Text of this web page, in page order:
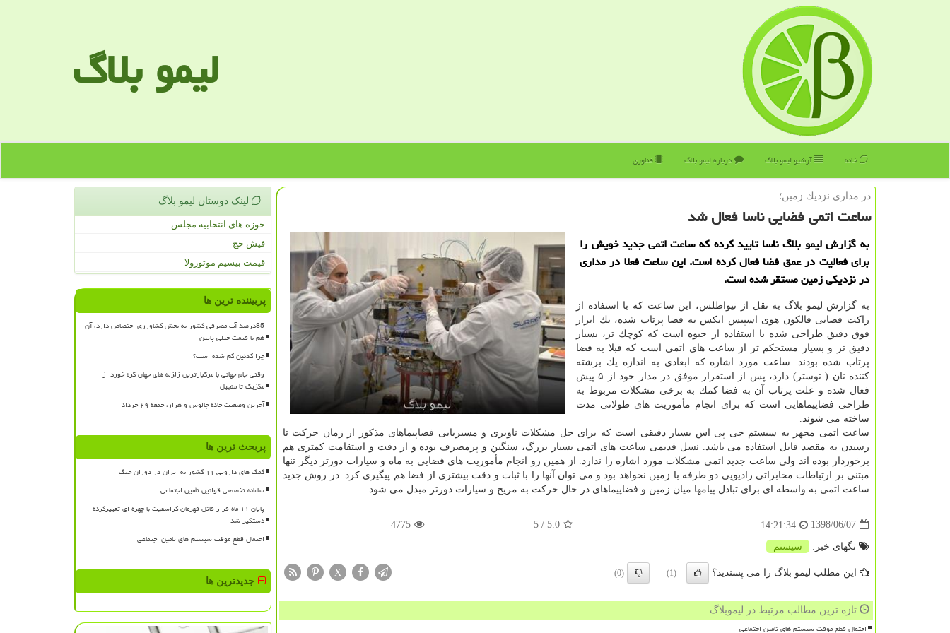
لیمو بلاگ
خانه آرشیو لیمو بلاگ درباره لیمو بلاگ فناوری
در مداری نزدیك زمین؛
ساعت اتمی فضایی ناسا فعال شد
به گزارش لیمو بلاگ ناسا تایید كرده كه ساعت اتمی جدید خویش را
برای فعالیت در عمق فضا فعال كرده است. این ساعت فعلا در مداری
در نزدیكی زمین مستقر شده است.
به گزارش لیمو بلاگ به نقل از نیواطلس، این ساعت كه با استفاده از
راكت فضایی فالكون هوی اسپیس ایكس به فضا پرتاب شده، یك ابزار
فوق دقیق طراحی شده با استفاده از جیوه است كه كوچك تر، بسیار
دقیق تر و بسیار مستحكم تر از ساعت های اتمی است كه قبلا به فضا
پرتاب شده بودند. ساعت مورد اشاره كه ابعادی به اندازه یك برشته
كننده نان ( توستر) دارد، پس از استقرار موفق در مدار خود از ۵ پیش
فعال شده و علت پرتاب آن به فضا كمك به برخی مشكلات مربوط به
طراحی فضاپیماهایی است كه برای انجام مأموریت های طولانی مدت
ساخته می شوند.
ساعت اتمی مجهز به سیستم جی پی اس بسیار دقیقی است كه برای حل مشكلات ناوبری و مسیریابی فضاپیماهای مذكور از زمان حركت تا
رسیدن به مقصد قابل استفاده می باشد. نسل قدیمی ساعت های اتمی بسیار بزرگ، سنگین و پرمصرف بوده و از دقت و استقامت كمتری هم
برخوردار بوده اند ولی ساعت جدید اتمی مشكلات مورد اشاره را ندارد. از همین رو انجام مأموریت های فضایی به ماه و سیارات دورتر دیگر تنها
مبتنی بر ارتباطات مخابراتی رادیویی دو طرفه با زمین نخواهد بود و می توان آنها را با ثبات و دقت بیشتری از فضا هم پیگیری كرد. در روش جدید
ساعت اتمی به واسطه ای برای تبادل پیامها میان زمین و فضاپیماهای در حال حركت به مریخ و سیارات دورتر مبدل می شود.
1398/06/07
14:21:34
5.0
/ 5
4775
تگهای خبر: سیستم
این مطلب لیمو بلاگ را می پسندید؟ (1)
(0)
X
تازه ترین مطالب مرتبط در لیموبلاگ
احتمال قطع موقت سیستم های تامین اجتماعی
لینک دوستان لیمو بلاگ
حوزه های انتخابیه مجلس
فیش حج
قیمت بیسیم موتورولا
پربیننده ترین ها
85درصد آب مصرفی کشور به بخش کشاورزی اختصاص دارد، آن
هم با قیمت خیلی پایین
چرا کدئین کم شده است؟
وقتی جام جهانی با مرگبارترین زلزله های جهان گره خورد از
مکزیک تا منجیل
آخرین وضعیت جاده چالوس و هراز، جمعه ۲۹ خرداد
پربحث ترین ها
کمک های دارویی ۱۱ کشور به ایران در دوران جنگ
سامانه تخصصی قوانین تأمین اجتماعی
پایان ۱۱ ماه فرار قاتل قهرمان کراسفیت با چهره ای تغییرکرده
دستگیر شد
احتمال قطع موقت سیستم های تامین اجتماعی
جدیدترین ها